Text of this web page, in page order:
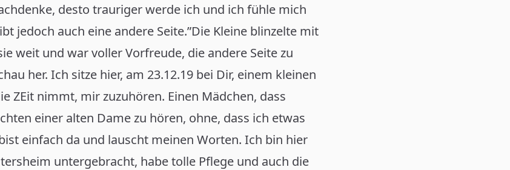
desto trauriger werde ich und ich fühle mich
jedoch auch eine andere Seite.”Die Kleine blinzelte mit
weit und war voller Vorfreude, die andere Seite zu
her. Ich sitze hier, am 23.12.19 bei Dir, einem kleinen
ZEit nimmt, mir zuzuhören. Einen Mädchen, dass
einer alten Dame zu hören, ohne, dass ich etwas
einfach da und lauscht meinen Worten. Ich bin hier
untergebracht, habe tolle Pflege und auch die